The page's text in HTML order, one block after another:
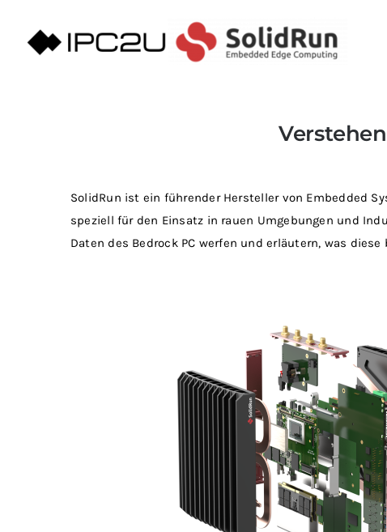
Inhalt
springen
SolidRun ist ein führender Hersteller von Embedded
speziell für den Einsatz in rauen Umgebungen und
Daten des Bedrock PC werfen und erläutern, was diese